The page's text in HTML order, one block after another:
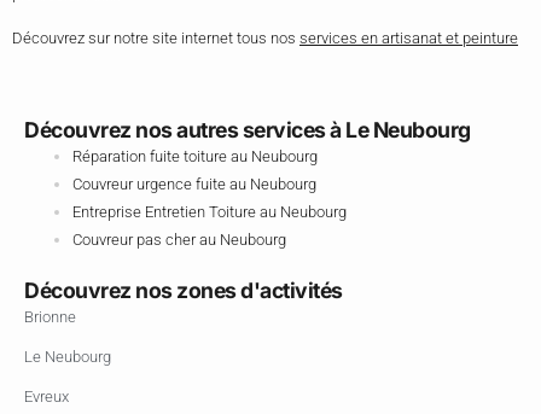
Découvrez sur notre site internet tous nos services en artisanat et peinture
Découvrez nos autres services à Le Neubourg
Réparation fuite toiture au Neubourg
Couvreur urgence fuite au Neubourg
Entreprise Entretien Toiture au Neubourg
Couvreur pas cher au Neubourg
Découvrez nos zones d'activités
Brionne
Le Neubourg
Evreux